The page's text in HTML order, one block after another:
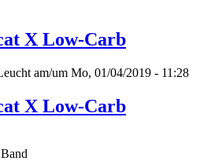
X Low-Carb
am/um Mo, 01/04/2019 - 11:28
X Low-Carb